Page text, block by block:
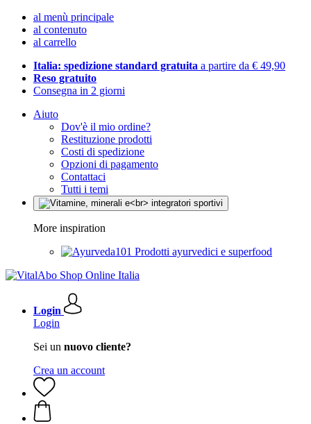
al menù principale
al contenuto
al carrello
Italia: spedizione standard gratuita a partire da € 49,90
Reso gratuito
Consegna in 2 giorni
Aiuto
Dov'è il mio ordine?
Restituzione prodotti
Costi di spedizione
Opzioni di pagamento
Contattaci
Tutti i temi
More inspiration
Prodotti ayurvedici e superfood
Login
Login
Sei un nuovo cliente?
Crea un account